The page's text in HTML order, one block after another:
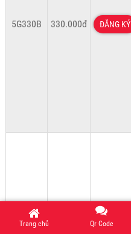
5G330B 330.000đ ĐĂNG KÝ
Trang chủ Qr Code